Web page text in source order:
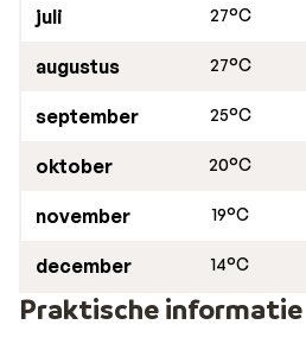
juli 27°C
augustus 27°C
september 25°C
oktober 20°C
november 19°C
december 14°C
Praktische informatie